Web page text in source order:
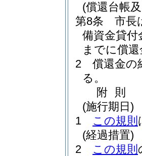
(償還台帳
第8条
市長
備資金貸付
までに償
2
償還金の
る。
附 則
(施行期日)
1
この規則
(経過措置)
2
この規則